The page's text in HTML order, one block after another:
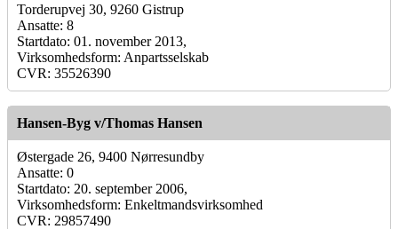
Torderupvej 30, 9260 Gistrup
Ansatte: 8
Startdato: 01. november 2013,
Virksomhedsform: Anpartsselskab
CVR: 35526390
Hansen-Byg v/Thomas Hansen
Østergade 26, 9400 Nørresundby
Ansatte: 0
Startdato: 20. september 2006,
Virksomhedsform: Enkeltmandsvirksomhed
CVR: 29857490